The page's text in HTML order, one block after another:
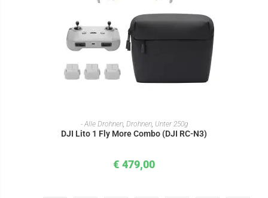
IN DEN WARENKORB
- Alle Drohnen, Drohnen, Unter 250g
DJI Lito 1 Fly More Combo (DJI RC-N3)
€ 479,00